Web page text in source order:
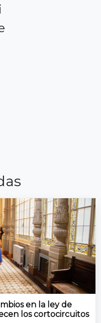
en la ley de
los cortocircuitos